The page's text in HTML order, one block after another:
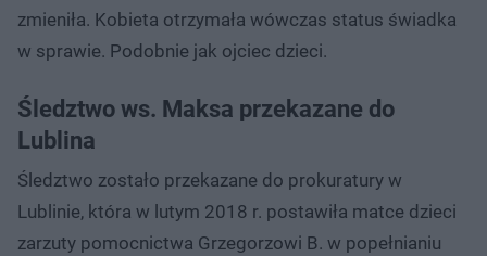
zmieniła. Kobieta otrzymała wówczas status świadka
w sprawie. Podobnie jak ojciec dzieci.
Śledztwo ws. Maksa przekazane do
Lublina
Śledztwo zostało przekazane do prokuratury w
Lublinie, która w lutym 2018 r. postawiła matce dzieci
zarzuty pomocnictwa Grzegorzowi B. w popełnianiu